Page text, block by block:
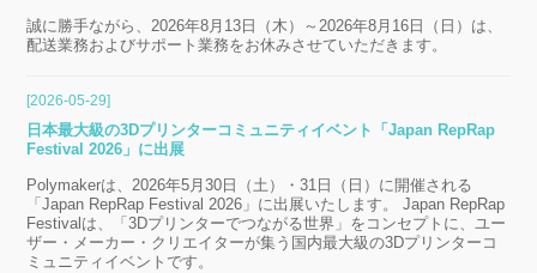
誠に勝手ながら、2026年8月13日（木）～2026年8月16日（日）は、
配送業務およびサポート業務をお休みさせていただきます。
[2026-05-29]
日本最大級の3Dプリンターコミュニティイベント「Japan RepRap
Festival 2026」に出展
Polymakerは、2026年5月30日（土）・31日（日）に開催される
「Japan RepRap Festival 2026」に出展いたします。 Japan RepRap
Festivalは、「3Dプリンターでつながる世界」をコンセプトに、ユー
ザー・メーカー・クリエイターが集う国内最大級の3Dプリンターコ
ミュニティイベントです。